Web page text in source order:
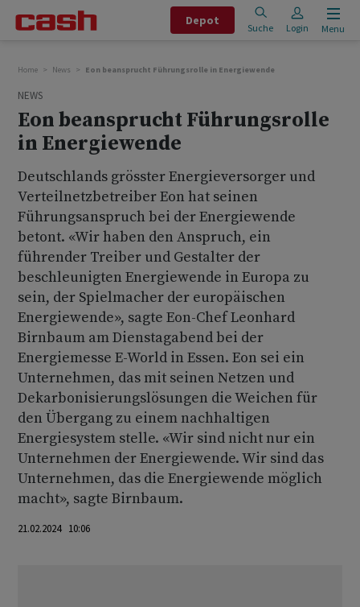
Depot
Suche Login Menu
Home News Eon beansprucht Führungsrolle in Energiewende
NEWS
Eon beansprucht Führungsrolle
in Energiewende
Deutschlands grösster Energieversorger und
Verteilnetzbetreiber Eon hat seinen
Führungsanspruch bei der Energiewende
betont. «Wir haben den Anspruch, ein
führender Treiber und Gestalter der
beschleunigten Energiewende in Europa zu
sein, der Spielmacher der europäischen
Energiewende», sagte Eon-Chef Leonhard
Birnbaum am Dienstagabend bei der
Energiemesse E-World in Essen. Eon sei ein
Unternehmen, das mit seinen Netzen und
Dekarbonisierungslösungen die Weichen für
den Übergang zu einem nachhaltigen
Energiesystem stelle. «Wir sind nicht nur ein
Unternehmen der Energiewende. Wir sind das
Unternehmen, das die Energiewende möglich
macht», sagte Birnbaum.
21.02.2024 10:06